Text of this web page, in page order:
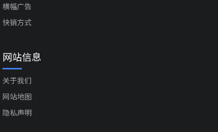
横幅广告
快销方式
网站信息
关于我们
网站地图
隐私声明